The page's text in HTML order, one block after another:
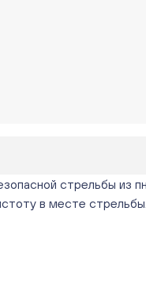
стрельбы из
в месте стрельбы.